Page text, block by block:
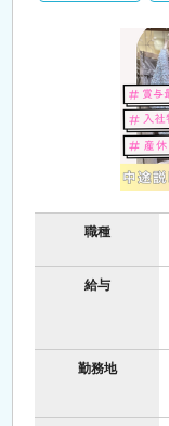
職種
給与
勤務地